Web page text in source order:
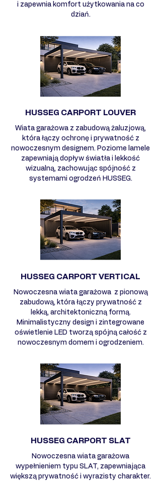
i zapewnia komfort użytkowania na co
dziań.
HUSSEG CARPORT LOUVER
Wiata garażowa z zabudową żaluzjową,
która łączy ochronę i prywatność z
nowoczesnym designem. Poziome lamele
zapewniają dopływ światła i lekkość
wizualną, zachowując spójność z
systemami ogrodzeń HUSSEG.
HUSSEG CARPORT VERTICAL
Nowoczesna wiata garażowa z pionową
zabudową, która łączy prywatność z
lekką, architektoniczną formą.
Minimalistyczny design i zintegrowane
oświetlenie LED tworzą spójną całość z
nowoczesnym domem i ogrodzeniem.
HUSSEG CARPORT SLAT
Nowoczesna wiata garażowa
wypełnieniem typu SLAT, zapewniająca
większą prywatność i wyrazisty charakter.